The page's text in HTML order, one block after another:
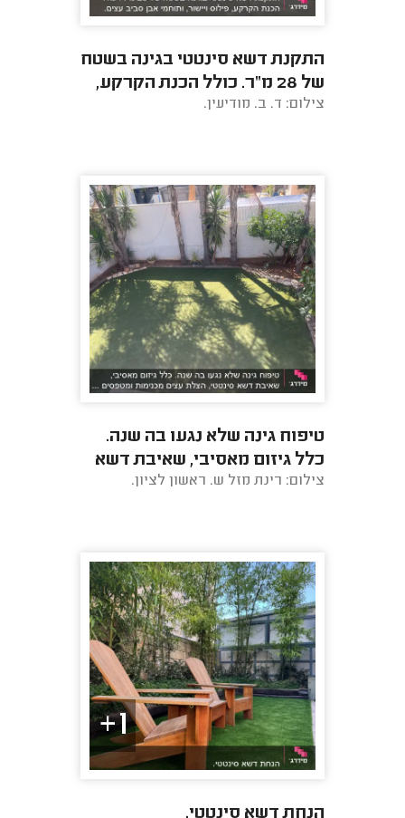
התקנת דשא סינטטי בגינה בשטח
של 28 מ"ר. כולל הכנת הקרקע,
פילוס ויישור, ותוחמי אבן סביב
צילום: ד. ב. מודיעין.
טיפוח גינה שלא נגעו בה שנה.
כלל גיזום מאסיבי, שאיבת דשא
סינטטי, הצלת עצים מכנימות
צילום: רינת מזל ש. ראשון לציון.
1+